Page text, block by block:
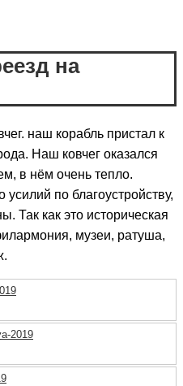
на
наш корабль пристал к
Наш ковчег оказался
в нём очень тепло.
по благоустройству,
Так как это историческая
музеи, ратуша,
2019